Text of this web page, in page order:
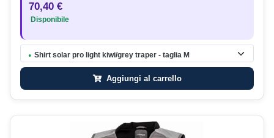
70,40 €
Disponibile
● Shirt solar pro light kiwi/grey traper - taglia M
Aggiungi al carrello